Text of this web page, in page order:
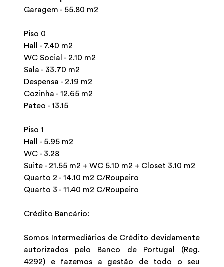
Garagem - 55.80 m2
Piso 0
Hall - 7.40 m2
WC Social - 2.10 m2
Sala - 33.70 m2
Despensa - 2.19 m2
Cozinha - 12.65 m2
Pateo - 13.15
Piso 1
Hall - 5.95 m2
WC - 3.28
Suite - 21.55 m2 + WC 5.10 m2 + Closet 3.10 m2
Quarto 2 - 14.10 m2 C/Roupeiro
Quarto 3 - 11.40 m2 C/Roupeiro
Crédito Bancário:
Somos Intermediários de Crédito devidamente
autorizados pelo Banco de Portugal (Reg.
4292) e fazemos a gestão de todo o seu